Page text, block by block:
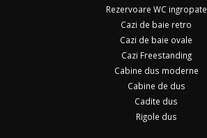
Rezervoare WC ingropate
Cazi de baie retro
Cazi de baie ovale
Cazi Freestanding
Cabine dus moderne
Cabine de dus
Cadite dus
Rigole dus